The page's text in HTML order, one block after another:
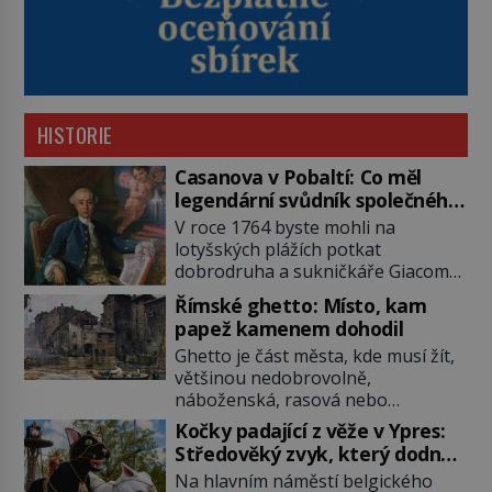
HISTORIE
Casanova v Pobaltí: Co měl
legendární svůdník společného
se svobodnými zednáři?
V roce 1764 byste mohli na
lotyšských plážích potkat
dobrodruha a sukničkáře Giacoma
Casanovu. Jeho cesta k Baltskému
moři však nebyla turistickým
výletem, ale ryze pracovní cestou
se zištnými úmysly. Jaký cíl
Casanova sledoval, když se
například procházel uličkami
lotyšské Rigy? Casanova v Pobaltí
kontaktoval tamní zednářské lóže.
Nebyl v této oblasti žádným
Římské ghetto: Místo, kam
papež kamenem dohodil
Ghetto je část města, kde musí žít,
většinou nedobrovolně,
náboženská, rasová nebo
národnostní menšina obyvatel.
Bohaté historické zkušenosti mají s
takovým životem Židé. Už od
Kočky padající z věže v Ypres:
Středověký zvyk, který dodnes
budí rozpaky
Na hlavním náměstí belgického